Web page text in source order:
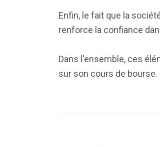
Enfin, le fait que la
renforce la confiance
Dans l'ensemble, ces
sur son cours de bourse.